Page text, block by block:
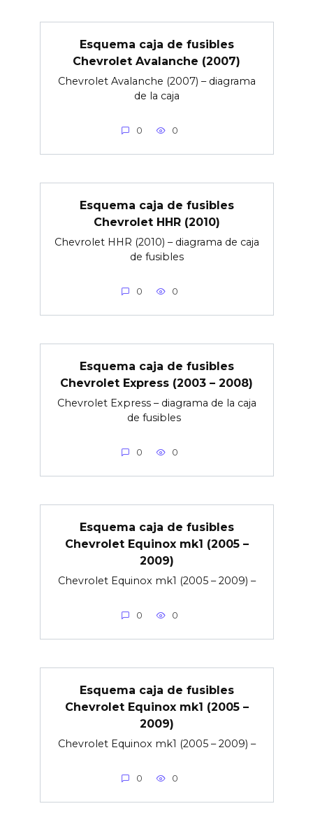
Esquema caja de fusibles
Chevrolet Avalanche (2007)
Chevrolet Avalanche (2007) – diagrama
de la caja
0 0
Esquema caja de fusibles
Chevrolet HHR (2010)
Chevrolet HHR (2010) – diagrama de caja
de fusibles
0 0
Esquema caja de fusibles
Chevrolet Express (2003 – 2008)
Chevrolet Express – diagrama de la caja
de fusibles
0 0
Esquema caja de fusibles
Chevrolet Equinox mk1 (2005 –
2009)
Chevrolet Equinox mk1 (2005 – 2009) –
0 0
Esquema caja de fusibles
Chevrolet Equinox mk1 (2005 –
2009)
Chevrolet Equinox mk1 (2005 – 2009) –
0 0